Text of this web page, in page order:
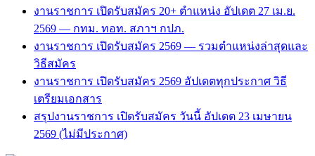
งานราชการ เปิดรับสมัคร 20+ ตำแหน่ง อัปเดต 27 เม.ย.
2569 — กทม. ทอท. สภาฯ กปภ.
งานราชการ เปิดรับสมัคร 2569 — รวมตำแหน่งล่าสุดและ
วิธีสมัคร
งานราชการ เปิดรับสมัคร 2569 อัปเดตทุกประกาศ วิธี
เตรียมเอกสาร
สรุปงานราชการ เปิดรับสมัคร วันนี้ อัปเดต 23 เมษายน
2569 (ไม่มีประกาศ)